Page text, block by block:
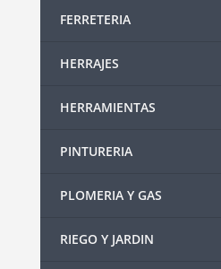
FERRETERIA
HERRAJES
HERRAMIENTAS
PINTURERIA
PLOMERIA Y GAS
RIEGO Y JARDIN